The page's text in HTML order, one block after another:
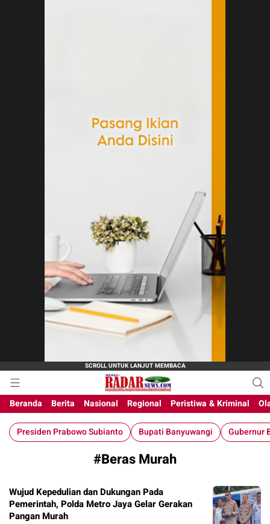
M-Radar News
media online
Beranda
Berita Nasional Regional Peristiwa & Kriminal
Presiden Prabowo Subianto Bupati Banyuwangi Gubernur
#Beras Murah
Wujud Kepedulian dan Dukungan Pada
Pemerintah, Polda Metro Jaya Gelar Gerakan
Pangan Murah